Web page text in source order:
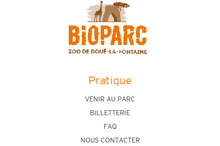
Pratique
VENIR AU PARC
BILLETTERIE
FAQ
NOUS CONTACTER